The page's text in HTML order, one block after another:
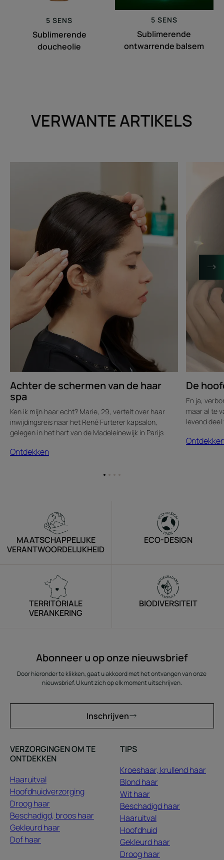
5 SENS
Sublimerende
doucheolie
5 SENS
Sublimerende
ontwarrende balsem
VERWANTE ARTIKELS
Achter de schermen van de haar
spa
Ken ik mijn haar echt? Marie, 29, vertelt over haar
inwijdingsreis naar het René Furterer kapsalon,
gelegen in het hart van de Madeleinewijk in Parijs.
Ontdekken
hoofdhuid,
die
De
En ja,
maar al te
levend
GaGa
GaGa
MAATSCHAPPELIJKE
VERANTWOORDELIJKHEID
ECO-DESIGN
TERRITORIALE
VERANKERING
BIODIVERSITEIT
Abonneer u op onze nieuwsbrief
Door hieronder te klikken, gaat u akkoord met het ontvangen van onze
nieuwsbrief. U kunt zich op elk moment uitschrijven.
Inschrijven
VERZORGINGEN OM TE
ONTDEKKEN
Haaruitval
Hoofdhuidverzorging
Droog haar
Beschadigd, broos haar
Gekleurd haar
Dof haar
TIPS
Kroeshaar, krullend haar
Blond haar
Wit haar
Beschadigd haar
Haaruitval
Hoofdhuid
Gekleurd haar
Droog haar